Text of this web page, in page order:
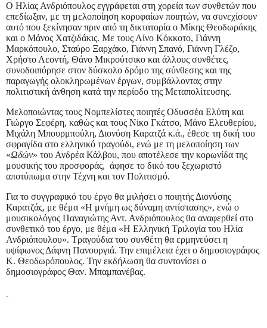
Ο Ηλίας Ανδριόπουλος εγγράφεται στη χορεία των συνθετών που
επεδίωξαν, με τη μελοποίηση κορυφαίων ποιητών, να συνεχίσουν
αυτό που ξεκίνησαν πριν από τη δικτατορία ο Μίκης Θεοδωράκης
και ο Μάνος Χατζιδάκις. Με τους Λίνο Κόκκοτο, Γιάννη
Μαρκόπουλο, Σταύρο Ξαρχάκο, Γιάννη Σπανό, Γιάννη Γλέζο,
Χρήστο Λεοντή, Θάνο Μικρούτσικο και άλλους συνθέτες,
συνοδοιπόρησε στον δύσκολο δρόμο της σύνθεσης και της
παραγωγής ολοκληρωμένων έργων, συμβάλλοντας στην
πολιτιστική άνθηση κατά την περίοδο της Μεταπολίτευσης.
Μελοποιώντας τους Νομπελίστες ποιητές Οδυσσέα Ελύτη και
Γιώργο Σεφέρη, καθώς και τους Νίκο Γκάτσο, Μάνο Ελευθερίου,
Μιχάλη Μπουρμπούλη, Διονύση Καρατζά κ.ά., έθεσε τη δική του
σφραγίδα στο ελληνικό τραγούδι, ενώ με τη μελοποίηση των
«Ωδών» του Ανδρέα Κάλβου, που αποτέλεσε την κορωνίδα της
μουσικής του προσφοράς, άφησε το δικό του ξεχωριστό
αποτύπωμα στην Τέχνη και τον Πολιτισμό.
Για το συγγραφικό του έργο θα μιλήσει ο ποιητής Διονύσης
Καρατζάς, με θέμα «Η μνήμη ως δύναμη αντίστασης», ενώ ο
μουσικολόγος Παναγιώτης Αντ. Ανδριόπουλος θα αναφερθεί στο
συνθετικό του έργο, με θέμα «Η Ελληνική Τριλογία του Ηλία
Ανδριόπουλου». Τραγούδια του συνθέτη θα ερμηνεύσει η
υψίφωνος Δάφνη Πανουργιά. Την επιμέλεια έχει ο δημοσιογράφος
Κ. Θεοδωρόπουλος. Την εκδήλωση θα συντονίσει ο
δημοσιογράφος Θαν. Μπαμπανέβας.